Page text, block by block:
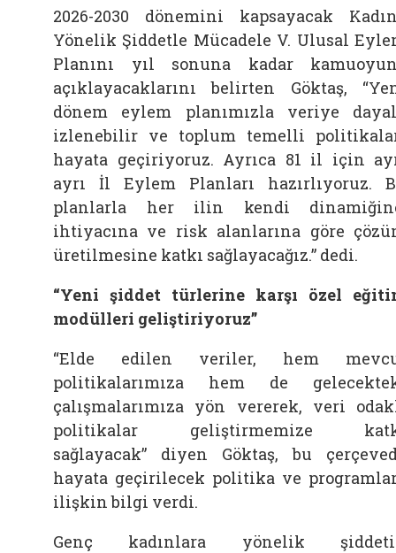
2026-2030 dönemini kapsayacak
Yönelik Şiddetle Mücadele V. Ulusal
Planını yıl sonuna kadar
açıklayacaklarını belirten Göktaş,
dönem eylem planımızla veriye
izlenebilir ve toplum temelli
hayata geçiriyoruz. Ayrıca 81 il için
ayrı İl Eylem Planları hazırlıyoruz.
planlarla her ilin kendi
ihtiyacına ve risk alanlarına göre
üretilmesine katkı sağlayacağız.” dedi.
“Yeni şiddet türlerine karşı özel
modülleri geliştiriyoruz”
“Elde edilen veriler, hem
politikalarımıza hem de
çalışmalarımıza yön vererek, veri
politikalar geliştirmemize
sağlayacak” diyen Göktaş, bu
hayata geçirilecek politika ve
ilişkin bilgi verdi.
Genç kadınlara yönelik